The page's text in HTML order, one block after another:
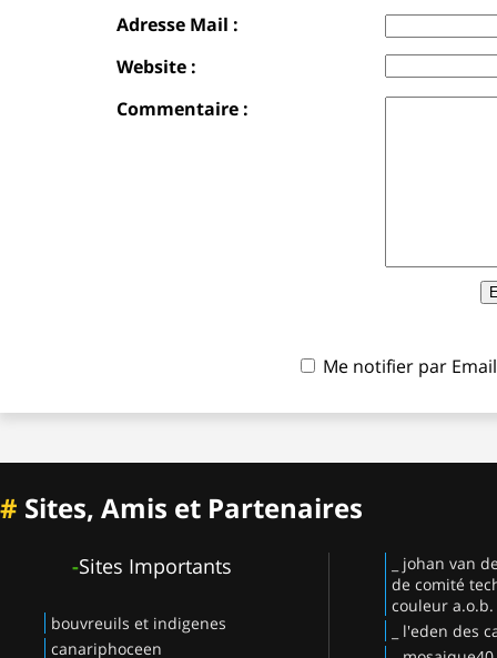
Adresse Mail :
Website :
Commentaire :
Me notifier par
# Sites, Amis et Partenaires
-Sites Importants
bouvreuils et indigenes
canariphoceen
_ johan van
de comité
couleur a.o.b.
_ l'eden des